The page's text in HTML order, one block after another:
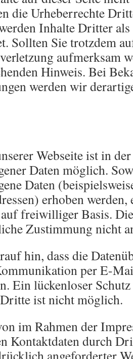
die Urheberrechte
Inhalte Dritter als
Sollten Sie trotzdem
aufmerksam
Hinweis. Bei
werden wir
Webseite ist in
Daten möglich.
Daten
erhoben
freiwilliger Basis.
Zustimmung nicht
hin, dass die
per E-
Ein lückenloser
ist nicht möglich.
im Rahmen der
Kontaktdaten durch
angeforderter